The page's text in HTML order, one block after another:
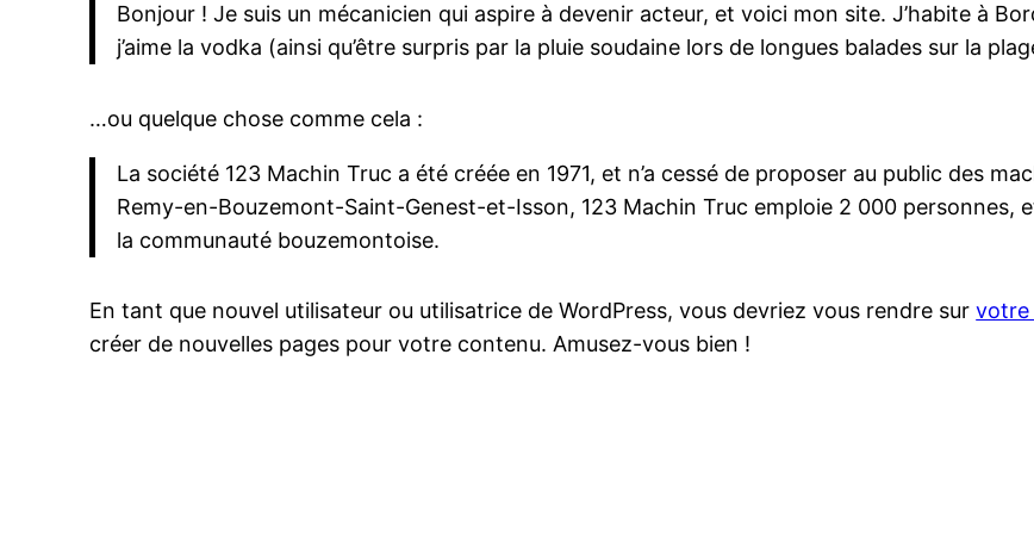
Bonjour ! Je suis un mécanicien qui aspire à devenir acteur, et voici mon site. J’habite à
j’aime la vodka (ainsi qu’être surpris par la pluie soudaine lors de longues balades sur la
…ou quelque chose comme cela :
La société 123 Machin Truc a été créée en 1971, et n’a cessé de proposer au public des
Remy-en-Bouzemont-Saint-Genest-et-Isson, 123 Machin Truc emploie 2 000 personnes,
la communauté bouzemontoise.
En tant que nouvel utilisateur ou utilisatrice de WordPress, vous devriez vous rendre survotre
créer de nouvelles pages pour votre contenu. Amusez-vous bien !